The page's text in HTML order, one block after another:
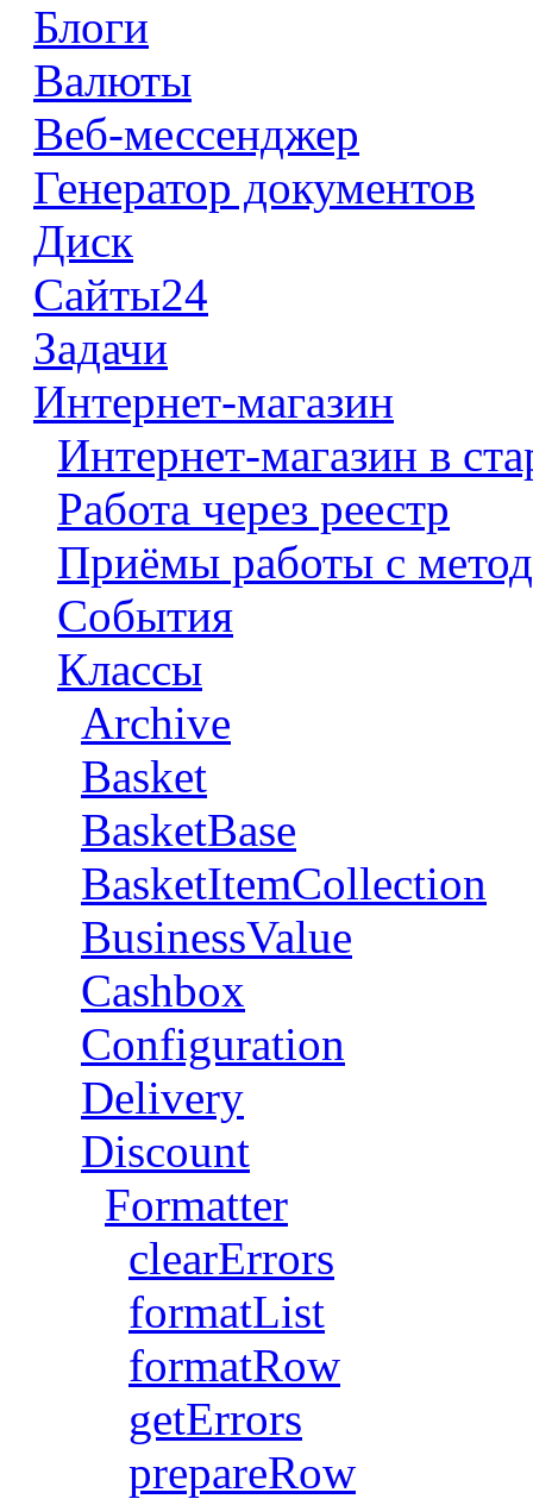
Блоги
Валюты
Веб-мессенджер
Генератор документов
Диск
Сайты24
Задачи
Интернет-магазин
Интернет-магазин в
Работа через реестр
Приёмы работы с
События
Классы
Archive
Basket
BasketBase
BasketItemCollection
BusinessValue
Cashbox
Configuration
Delivery
Discount
Formatter
clearErrors
formatList
formatRow
getErrors
prepareRow